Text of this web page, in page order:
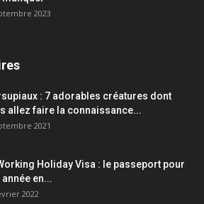
2023
: 7 adorables créatures dont
allez faire la connaissance...
2021
Holiday Visa : le passeport pour
année en...
2022